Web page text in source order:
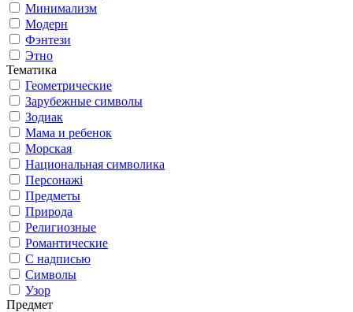
Минимализм
Модерн
Фэнтези
Этно
Тематика
Геометрические
Зарубежные символы
Зодиак
Мама и ребенок
Морская
Национальная символика
Персонажі
Предметы
Природа
Религиозные
Романтические
С надписью
Символы
Узор
Предмет